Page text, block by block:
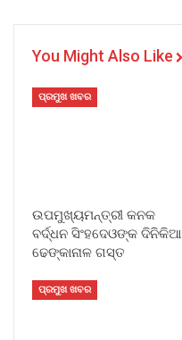
You Might Also Like
ପ୍ରମୁଖ ଖବର
ଉପମୁଖ୍ୟମନ୍ତ୍ରୀ କନକ
ବର୍ଦ୍ଧନ ସିଂହଦେଓଙ୍କ ଦିନିକିଆ
ଢେଙ୍କାନାଳ ଗସ୍ତ
ପ୍ରମୁଖ ଖବର